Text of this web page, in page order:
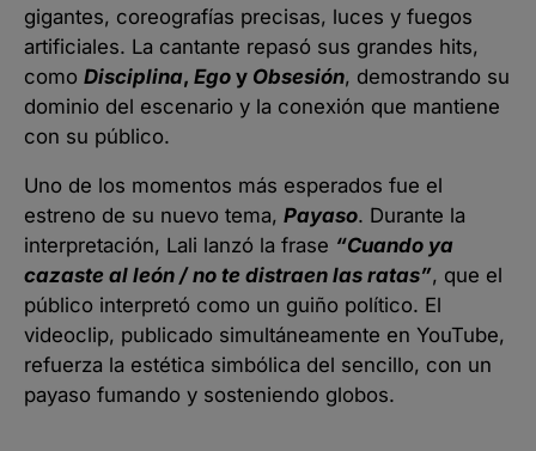
gigantes, coreografías precisas, luces y fuegos
artificiales. La cantante repasó sus grandes hits,
como Disciplina, Ego y Obsesión, demostrando su
dominio del escenario y la conexión que mantiene
con su público.
Uno de los momentos más esperados fue el
estreno de su nuevo tema, Payaso. Durante la
interpretación, Lali lanzó la frase “Cuando ya
cazaste al león / no te distraen las ratas”, que el
público interpretó como un guiño político. El
videoclip, publicado simultáneamente en YouTube,
refuerza la estética simbólica del sencillo, con un
payaso fumando y sosteniendo globos.